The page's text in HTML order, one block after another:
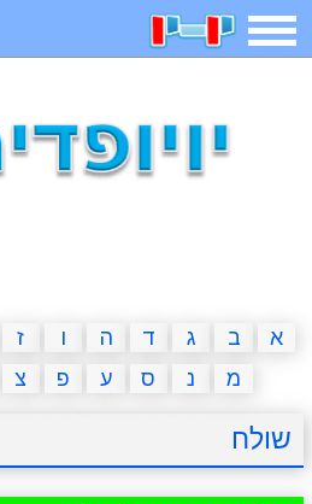
תפריט
איש תלוי מדריכים
יצירה משחקי בנות
א ב ג ד ה ו ז
מ
נ ס ע פ צ
שולח